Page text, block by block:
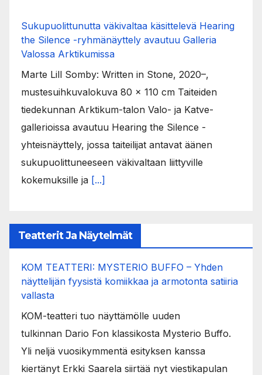
Sukupuolittunutta väkivaltaa käsittelevä Hearing
the Silence -ryhmänäyttely avautuu Galleria
Valossa Arktikumissa
Marte Lill Somby: Written in Stone, 2020–,
mustesuihkuvalokuva 80 x 110 cm Taiteiden
tiedekunnan Arktikum-talon Valo- ja Katve-
gallerioissa avautuu Hearing the Silence -
yhteisnäyttely, jossa taiteilijat antavat äänen
sukupuolittuneeseen väkivaltaan liittyville
kokemuksille ja [...]
Teatterit Ja Näytelmät
KOM TEATTERI: MYSTERIO BUFFO – Yhden
näyttelijän fyysistä komiikkaa ja armotonta satiiria
vallasta
KOM-teatteri tuo näyttämölle uuden
tulkinnan Dario Fon klassikosta Mysterio Buffo.
Yli neljä vuosikymmentä esityksen kanssa
kiertänyt Erkki Saarela siirtää nyt viestikapulan